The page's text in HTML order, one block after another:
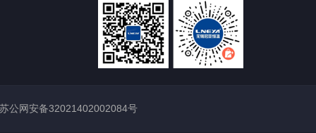
苏公网安备32021402002084号